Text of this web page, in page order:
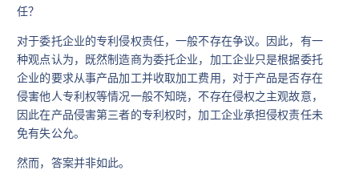
任？
对于委托企业的专利侵权责任，一般不存在争议。因此，有一
种观点认为，既然制造商为委托企业，加工企业只是根据委托
企业的要求从事产品加工并收取加工费用，对于产品是否存在
侵害他人专利权等情况一般不知晓，不存在侵权之主观故意，
因此在产品侵害第三者的专利权时，加工企业承担侵权责任未
免有失公允。
然而，答案并非如此。